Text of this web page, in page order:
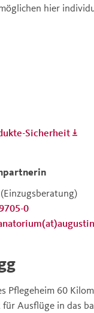
hier
Sicherheit
(Einzugsberatung)
0
Pflegeheim 60
Ausflüge in das